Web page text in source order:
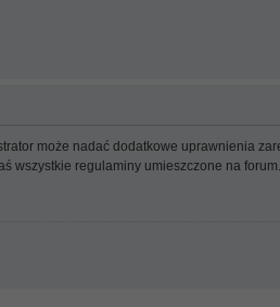
może nadać dodatkowe uprawnienia
wszystkie regulaminy umieszczone na forum.